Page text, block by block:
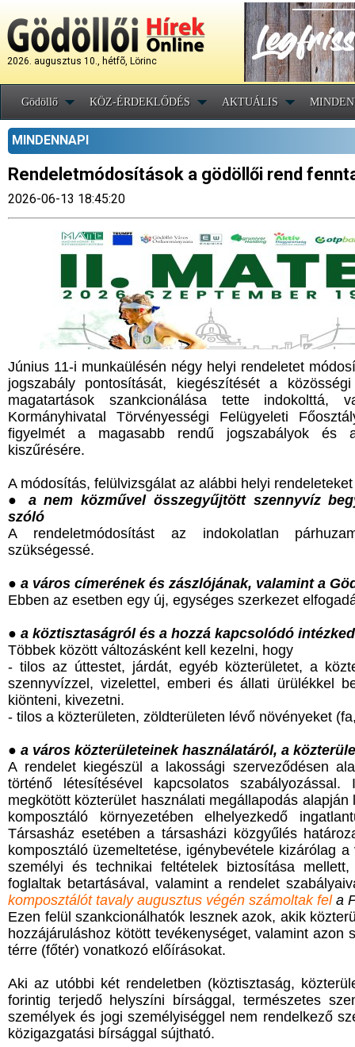
2026. augusztus 10., hétfõ, Lörinc
Gödöllő KÖZ-ÉRDEKLŐDÉS AKTUÁLIS
MINDENNAPI
Rendeletmódosítások a gödöllői rend
2026-06-13 18:45:20
Június 11-i munkaülésén négy helyi rendeletet
jogszabály pontosítását, kiegészítését a
magatartások szankcionálása tette
Kormányhivatal Törvényességi Felügyeleti
figyelmét a magasabb rendű jogszabályok és a
kiszűrésére.
A módosítás, felülvizsgálat az alábbi helyi
● a nem közművel összegyűjtött szennyvíz
szóló
A rendeletmódosítást az indokolatlan
szükségessé.
● a város címerének és zászlójának, valamint a
Ebben az esetben egy új, egységes szerkezet
● a köztisztaságról és a hozzá kapcsolódó
Többek között változásként kell kezelni, hogy
- tilos az úttestet, járdát, egyéb közterületet, a
szennyvízzel, vizelettel, emberi és állati ürülékkel
kiönteni, kivezetni.
- tilos a közterületen, zöldterületen lévő növényeket
● a város közterületeinek használatáról, a
A rendelet kiegészül a lakossági szerveződésen
történő létesítésével kapcsolatos
megkötött közterület használati megállapodás
komposztáló környezetében elhelyezkedő
Társasház esetében a társasházi közgyűlés
komposztáló üzemeltetése, igénybevétele kizárólag
személyi és technikai feltételek biztosítása
foglaltak betartásával, valamint a rendelet
komposztálót tavaly augusztus végén számoltak fela
Ezen felül szankcionálhatók lesznek azok, akik
hozzájáruláshoz kötött tevékenységet, valamint
térre (főtér) vonatkozó előírásokat.
Aki az utóbbi két rendeletben (köztisztaság,
forintig terjedő helyszíni bírsággal, természetes
személyek és jogi személyiséggel nem rendelkező
közigazgatási bírsággal sújtható.